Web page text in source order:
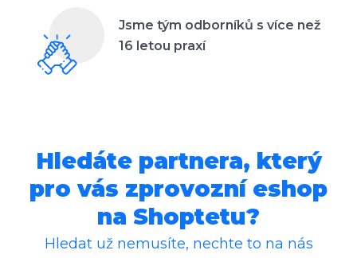
Jsme tým odborníků s více než
16 letou praxí
Hledáte partnera, který
pro vás zprovozní eshop
na Shoptetu?
Hledat už nemusíte, nechte to na nás